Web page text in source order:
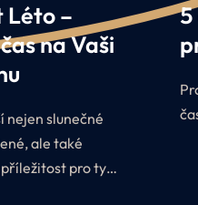
Léto –
na Vaši
nejen slunečné
ale také
pro ty,
5